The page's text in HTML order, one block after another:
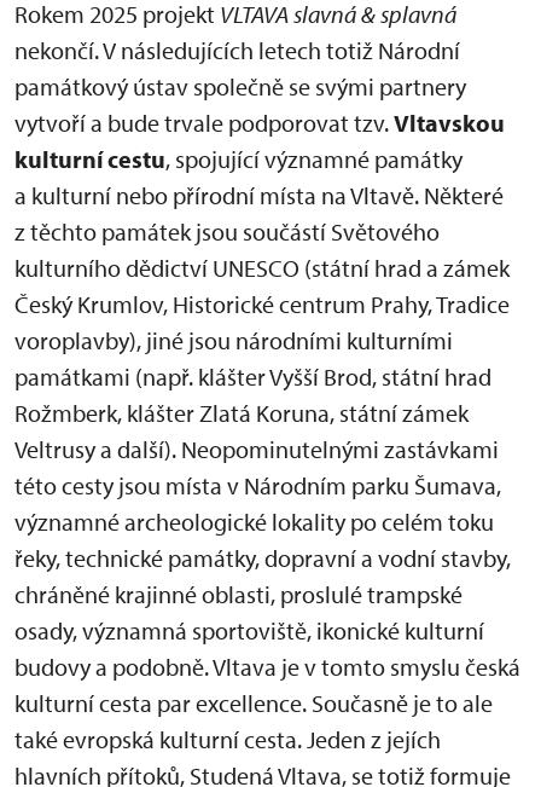
Rokem 2025 projekt VLTAVA slavná & splavná
nekončí. V následujících letech totiž Národní
památkový ústav společně se svými partnery
vytvoří a bude trvale podporovat tzv.Vltavskou
kulturní cestu, spojující významné památky
a kulturní nebo přírodní místa na Vltavě. Některé
z těchto památek jsou součástí Světového
kulturního dědictví UNESCO (státní hrad a zámek
Český Krumlov, Historické centrum Prahy, Tradice
voroplavby), jiné jsou národními kulturními
památkami (např. klášter Vyšší Brod, státní hrad
Rožmberk, klášter Zlatá Koruna, státní zámek
Veltrusy a další). Neopominutelnými zastávkami
této cesty jsou místa v Národním parku Šumava,
významné archeologické lokality po celém toku
řeky, technické památky, dopravní a vodní stavby,
chráněné krajinné oblasti, proslulé trampské
osady, významná sportoviště, ikonické kulturní
budovy a podobně. Vltava je v tomto smyslu česká
kulturní cesta par excellence. Současně je to ale
také evropská kulturní cesta. Jeden z jejích
hlavních přítoků, Studená Vltava, se totiž formuje